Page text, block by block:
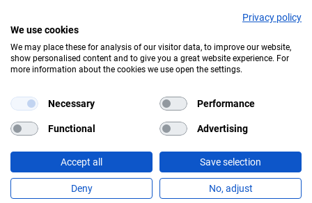
Informationen
Eintrittspreise
Besuch mit Beeinträchtigungen
Veranstaltungen
Tierparkordnung
Spenden
Privacy policy
We use cookies
We may place these for analysis of our visitor data, to improve our website,
show personalised content and to give you a great website experience. For
more information about the cookies we use open the settings.
Necessary Performance
Functional Advertising
Accept all Save selection
Deny No, adjust